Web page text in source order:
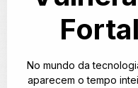
No mundo da
aparecem o tempo